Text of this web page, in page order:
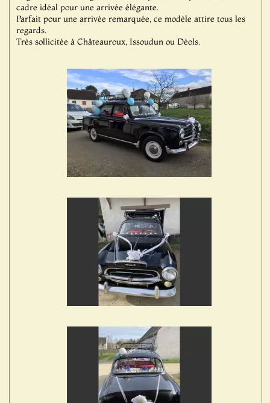
cadre idéal pour une arrivée élégante.
Parfait pour une arrivée remarquée, ce modèle attire tous les
regards.
Très sollicitée à Châteauroux, Issoudun ou Déols.